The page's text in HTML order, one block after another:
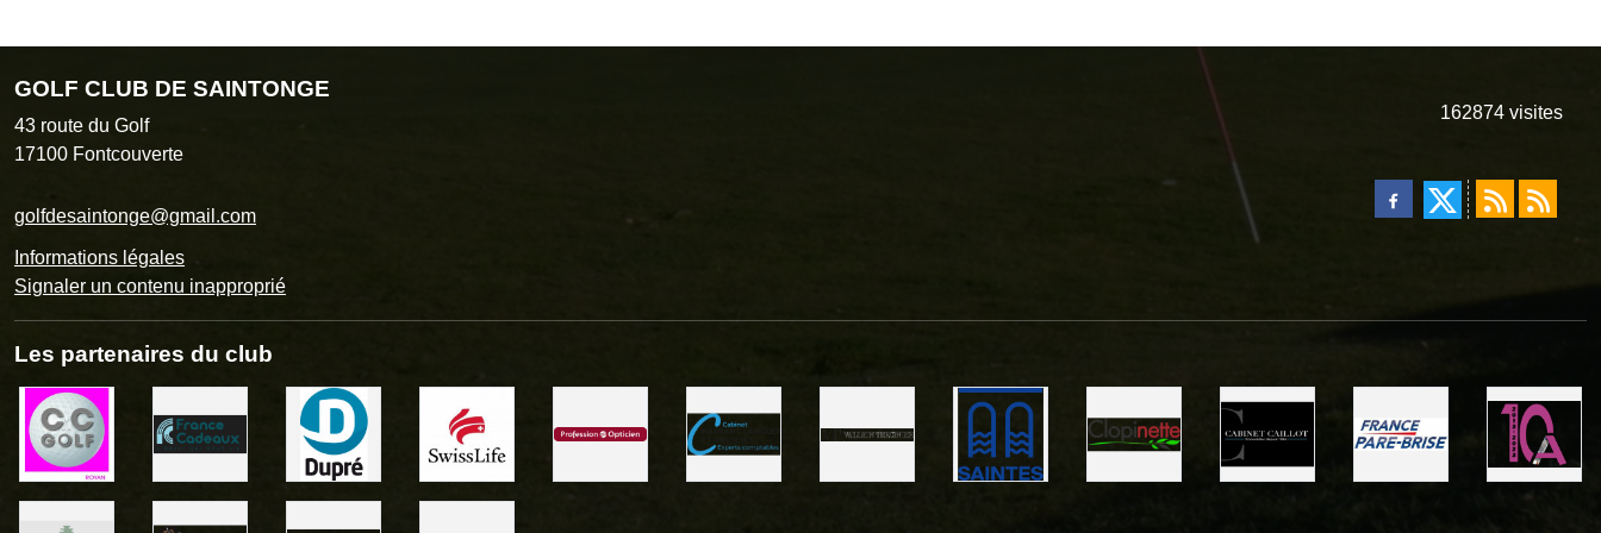
GOLF CLUB DE SAINTONGE
43 route du Golf
17100 Fontcouverte
golfdesaintonge@gmail.com
Informations légales
Signaler un contenu inapproprié
162874 visites
Les partenaires du club